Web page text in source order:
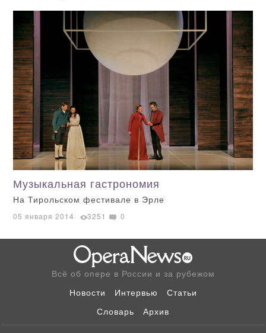
Музыкальная гастрономия
На Тирольском фестивале в Эрле
05 января 2014 3251 0
Всё об опере в России и за рубежом
Новости
Интервью
Статьи
Словарь
Архив